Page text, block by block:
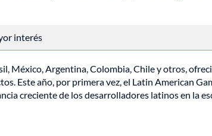
interés
México, Argentina, Colombia, Chile y otros,
Este año, por primera vez, el Latin American
creciente de los desarrolladores latinos en la